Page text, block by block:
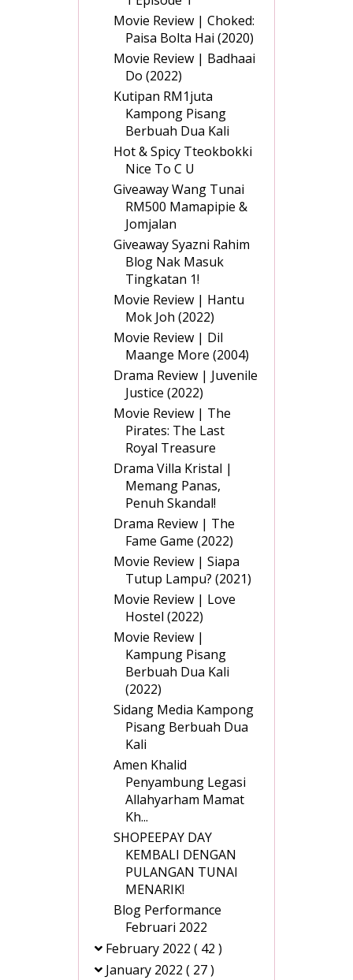
Movie Review | Choked:
Paisa Bolta Hai (2020)
Movie Review | Badhaai
Do (2022)
Kutipan RM1juta
Kampong Pisang
Berbuah Dua Kali
Hot & Spicy Tteokbokki
Nice To C U
Giveaway Wang Tunai
RM500 Mamapipie &
Jomjalan
Giveaway Syazni Rahim
Blog Nak Masuk
Tingkatan 1!
Movie Review | Hantu
Mok Joh (2022)
Movie Review | Dil
Maange More (2004)
Drama Review | Juvenile
Justice (2022)
Movie Review | The
Pirates: The Last
Royal Treasure
Drama Villa Kristal |
Memang Panas,
Penuh Skandal!
Drama Review | The
Fame Game (2022)
Movie Review | Siapa
Tutup Lampu? (2021)
Movie Review | Love
Hostel (2022)
Movie Review |
Kampung Pisang
Berbuah Dua Kali
(2022)
Sidang Media Kampong
Pisang Berbuah Dua
Kali
Amen Khalid
Penyambung Legasi
Allahyarham Mamat
Kh...
SHOPEEPAY DAY
KEMBALI DENGAN
PULANGAN TUNAI
MENARIK!
Blog Performance
Februari 2022
February 2022 ( 42 )
January 2022 ( 27 )